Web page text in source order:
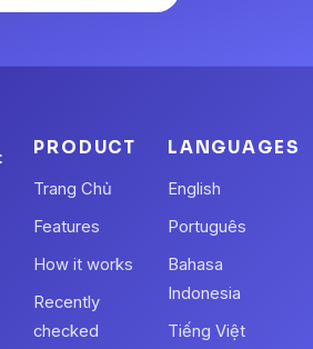
PRODUCT
Trang Chủ
Features
How it works
Recently
checked
LANGUAGES
English
Português
Bahasa
Indonesia
Tiếng Việt